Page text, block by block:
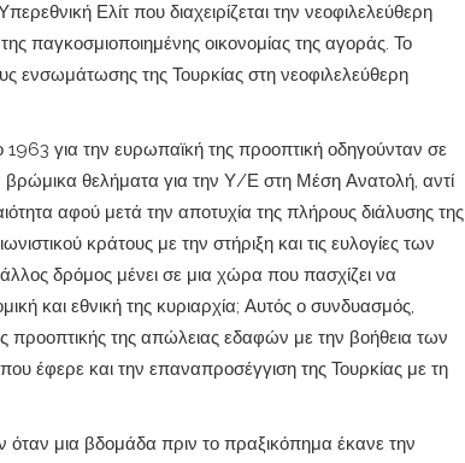
Ελίτ που διαχειρίζεται την νεοφιλελεύθερη
παγκοσμιοποιημένης οικονομίας της αγοράς. Το
της Τουρκίας στη νεοφιλελεύθερη
1963 για την ευρωπαϊκή της προοπτική οδηγούνταν σε
βρώμικα θελήματα για την Υ/Ε στη Μέση Ανατολή, αντί
αφού μετά την αποτυχία της πλήρους διάλυσης της
κράτους με την στήριξη και τις ευλογίες των
δρόμος μένει σε μια χώρα που πασχίζει να
και εθνική της κυριαρχία; Αυτός ο συνδυασμός,
προοπτικής της απώλειας εδαφών με την βοήθεια των
έφερε και την επαναπροσέγγιση της Τουρκίας με τη
μια βδομάδα πριν το πραξικόπημα έκανε την